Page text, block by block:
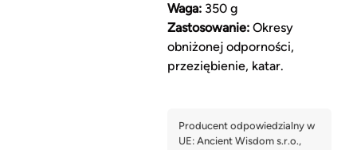
Waga:350 g
Zastosowanie:Okresy
obniżonej odporności,
przeziębienie, katar.